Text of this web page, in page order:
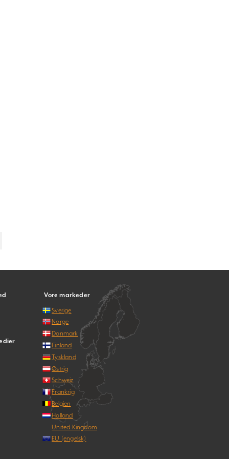
Vore markeder
Sverige
Norge
Danmark
Finland
Tyskland
Østrig
Schweiz
Frankrig
Belgien
Holland
United Kingdom
EU (engelsk)